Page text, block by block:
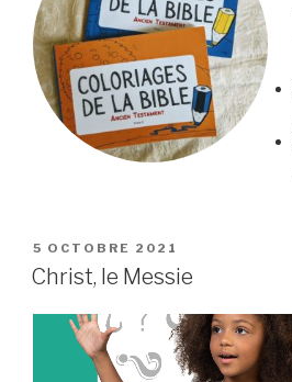
PUBLIÉ
LE
5 OCTOBRE 2021
Christ, le Messie